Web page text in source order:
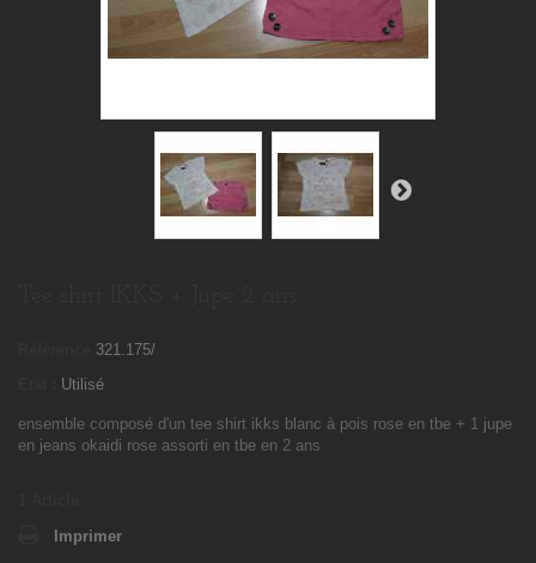
321.175/
Utilisé
ensemble composé d'un tee shirt ikks blanc à pois rose en tbe + 1 jupe
en jeans okaidi rose assorti en tbe en 2 ans
Imprimer